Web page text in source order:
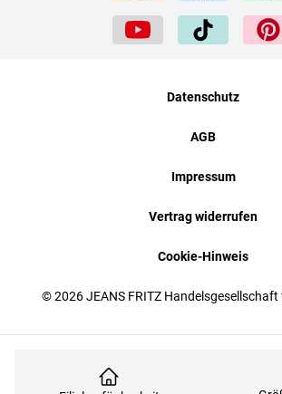
© 2026 JEANS FRITZ
Datenschutz
AGB
Impressum
Vertrag widerrufen
Cookie-Hinweis